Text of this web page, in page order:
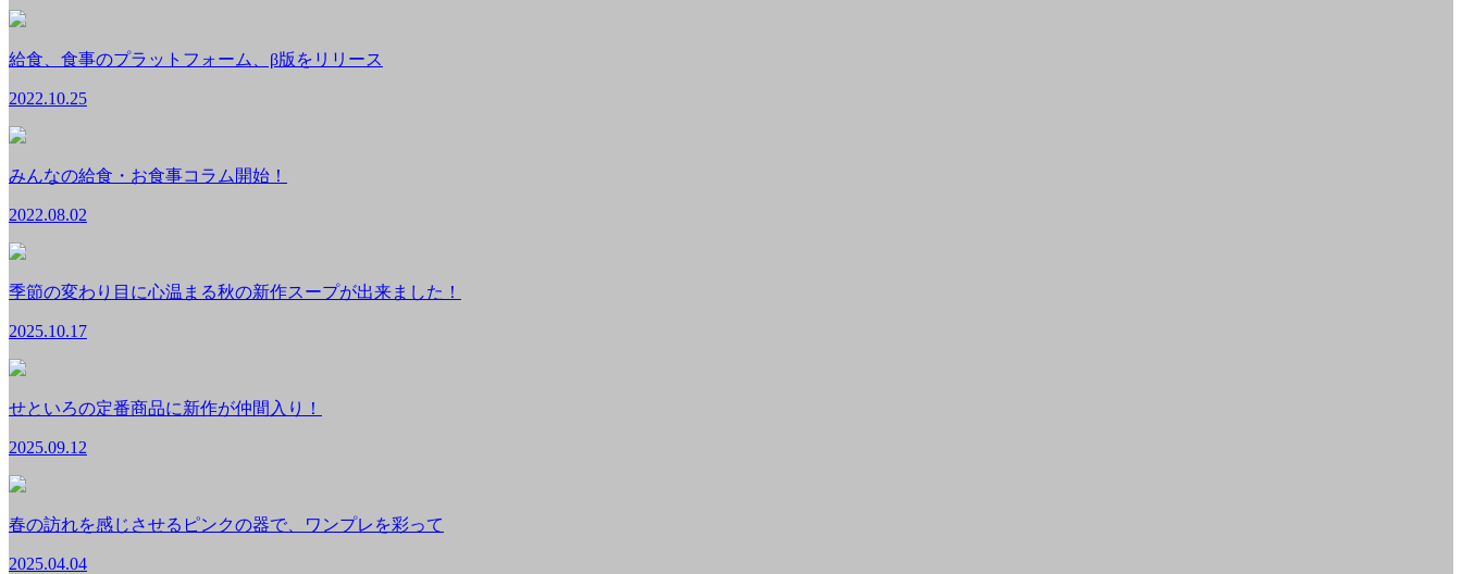
給食、食事のプラットフォーム、β版をリリース
2022.10.25
みんなの給食・お食事コラム開始！
2022.08.02
季節の変わり目に心温まる秋の新作スープが出来ました！
2025.10.17
せといろの定番商品に新作が仲間入り！
2025.09.12
春の訪れを感じさせるピンクの器で、ワンプレを彩って
2025.04.04